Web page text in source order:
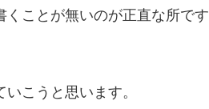
くことが無いのが正直な所です
こうと思います。